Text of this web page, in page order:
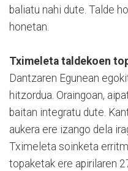
baliatu nahi dute. Talde
honetan.
Tximeleta taldekoen
Dantzaren Egunean
hitzordua. Oraingoan,
baitan integratu dute.
aukera ere izango dela
Tximeleta soinketa
topaketak ere apirilaren